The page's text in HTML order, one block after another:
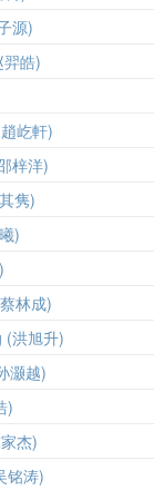
源)
皓)
屹軒)
梓洋)
隽)
)
林成)
(洪旭升)
灏越)
)
杰)
铭涛)